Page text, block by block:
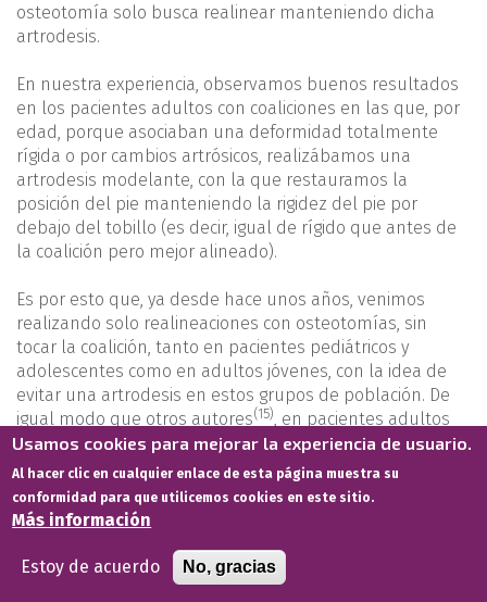
osteotomía solo busca realinear manteniendo dicha
artrodesis.
En nuestra experiencia, observamos buenos resultados
en los pacientes adultos con coaliciones en las que, por
edad, porque asociaban una deformidad totalmente
rígida o por cambios artrósicos, realizábamos una
artrodesis modelante, con la que restauramos la
posición del pie manteniendo la rigidez del pie por
debajo del tobillo (es decir, igual de rígido que antes de
la coalición pero mejor alineado).
Es por esto que, ya desde hace unos años, venimos
realizando solo realineaciones con osteotomías, sin
tocar la coalición, tanto en pacientes pediátricos y
adolescentes como en adultos jóvenes, con la idea de
evitar una artrodesis en estos grupos de población. De
igual modo que otros autores(15)
, en pacientes adultos
con cambios degenerativos nuestra opción es la
artrodesis subtalar aislada, doble o triple según requiera
el caso. Nuestros resultados parecen esperanzadores,
pero aún a corto plazo.
En esta línea de trabajo, cabe destacar la serie de
. En el pasado congreso de la Sociedad
Usamos cookies para mejorar la experiencia de usuario.
Al hacer clic en cualquier enlace de esta página muestra su
conformidad para que utilicemos cookies en este sitio.
Más información
Estoy de acuerdo No, gracias